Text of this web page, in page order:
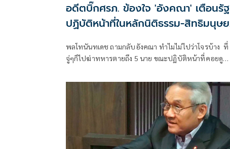
อดีตบิ๊กศรภ. ข้องใจ 'อังคณา' เตือนรัฐ
ปฏิบัติหน้าที่ในหลักนิติธรรม-สิทธิมนุษย
พลโทนันทเดช ถามกลับอังคณา ทำไมไม่ไปว่าโจรบ้าง ที่
จู่ๆก็ไปฆ่าทหารตายถึง 5 นาย ขณะปฏิบัติหน้าที่คอยดู